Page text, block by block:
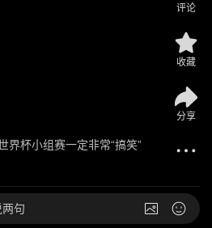
界杯小组赛一定非常“搞笑”
评论
收藏
分享
句